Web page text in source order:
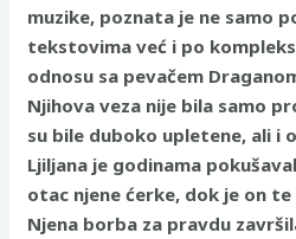
muzike, poznata je ne samo
tekstovima već i po
odnosu sa pevačem
Njihova veza nije bila samo
su bile duboko upletene, ali i
Ljiljana je godinama
otac njene ćerke, dok je on
Njena borba za pravdu